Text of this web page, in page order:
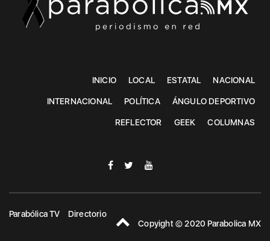
INICIO LOCAL ESTATAL NACIONAL
INTERNACIONAL POLÍTICA ÁNGULO DEPORTIVO
REFLECTOR GEEK COLUMNAS
Parabólica TV
Directorio
Copyight © 2020 Parabolica MX